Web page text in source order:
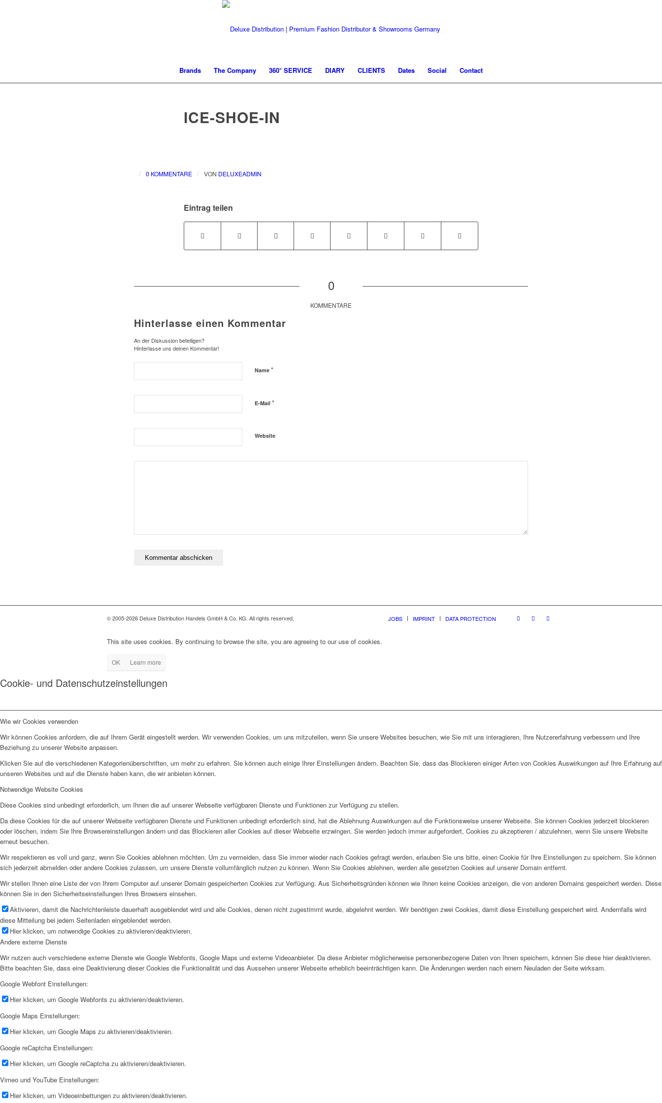
Brands The Company 360° SERVICE DIARY CLIENTS Dates Social Contact
ICE-SHOE-IN
/ 0 KOMMENTARE / VON DELUXEADMIN
Eintrag teilen
0
KOMMENTARE
Hinterlasse einen Kommentar
An der Diskussion beteiligen?
Hinterlasse uns deinen Kommentar!
Name *
E-Mail *
Website
© 2005-2026 Deluxe Distribution Handels GmbH & Co. KG. All rights reserved, JOBS IMPRINT DATA PROTECTION
This site uses cookies. By continuing to browse the site, you are agreeing to our use of cookies.
OK Learn more
Cookie- und Datenschutzeinstellungen
Wie wir Cookies verwenden
Wir können Cookies anfordern, die auf Ihrem Gerät eingestellt werden. Wir verwenden Cookies, um uns mitzuteilen, wenn Sie unsere Websites besuchen, wie Sie mit uns interagieren, Ihre Nutzererfahrung verbessern und Ihre
Beziehung zu unserer Website anpassen.
Klicken Sie auf die verschiedenen Kategorienüberschriften, um mehr zu erfahren. Sie können auch einige Ihrer Einstellungen ändern. Beachten Sie, dass das Blockieren einiger Arten von Cookies Auswirkungen auf Ihre Erfahrung auf
unseren Websites und auf die Dienste haben kann, die wir anbieten können.
Notwendige Website Cookies
Diese Cookies sind unbedingt erforderlich, um Ihnen die auf unserer Webseite verfügbaren Dienste und Funktionen zur Verfügung zu stellen.
Da diese Cookies für die auf unserer Webseite verfügbaren Dienste und Funktionen unbedingt erforderlich sind, hat die Ablehnung Auswirkungen auf die Funktionsweise unserer Webseite. Sie können Cookies jederzeit blockieren
oder löschen, indem Sie Ihre Browsereinstellungen ändern und das Blockieren aller Cookies auf dieser Webseite erzwingen. Sie werden jedoch immer aufgefordert, Cookies zu akzeptieren / abzulehnen, wenn Sie unsere Website
erneut besuchen.
Wir respektieren es voll und ganz, wenn Sie Cookies ablehnen möchten. Um zu vermeiden, dass Sie immer wieder nach Cookies gefragt werden, erlauben Sie uns bitte, einen Cookie für Ihre Einstellungen zu speichern. Sie können
sich jederzeit abmelden oder andere Cookies zulassen, um unsere Dienste vollumfänglich nutzen zu können. Wenn Sie Cookies ablehnen, werden alle gesetzten Cookies auf unserer Domain entfernt.
Wir stellen Ihnen eine Liste der von Ihrem Computer auf unserer Domain gespeicherten Cookies zur Verfügung. Aus Sicherheitsgründen können wie Ihnen keine Cookies anzeigen, die von anderen Domains gespeichert werden. Diese
können Sie in den Sicherheitseinstellungen Ihres Browsers einsehen.
Aktivieren, damit die Nachrichtenleiste dauerhaft ausgeblendet wird und alle Cookies, denen nicht zugestimmt wurde, abgelehnt werden. Wir benötigen zwei Cookies, damit diese Einstellung gespeichert wird. Andernfalls wird
diese Mitteilung bei jedem Seitenladen eingeblendet werden.
Hier klicken, um notwendige Cookies zu aktivieren/deaktivieren.
Andere externe Dienste
Wir nutzen auch verschiedene externe Dienste wie Google Webfonts, Google Maps und externe Videoanbieter. Da diese Anbieter möglicherweise personenbezogene Daten von Ihnen speichern, können Sie diese hier deaktivieren.
Bitte beachten Sie, dass eine Deaktivierung dieser Cookies die Funktionalität und das Aussehen unserer Webseite erheblich beeinträchtigen kann. Die Änderungen werden nach einem Neuladen der Seite wirksam.
Google Webfont Einstellungen:
Hier klicken, um Google Webfonts zu aktivieren/deaktivieren.
Google Maps Einstellungen:
Hier klicken, um Google Maps zu aktivieren/deaktivieren.
Google reCaptcha Einstellungen:
Hier klicken, um Google reCaptcha zu aktivieren/deaktivieren.
Vimeo und YouTube Einstellungen:
Hier klicken, um Videoeinbettungen zu aktivieren/deaktivieren.